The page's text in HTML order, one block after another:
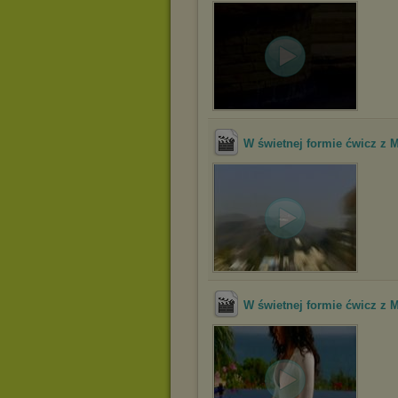
W świetnej formie ćwicz z
W świetnej formie ćwicz z